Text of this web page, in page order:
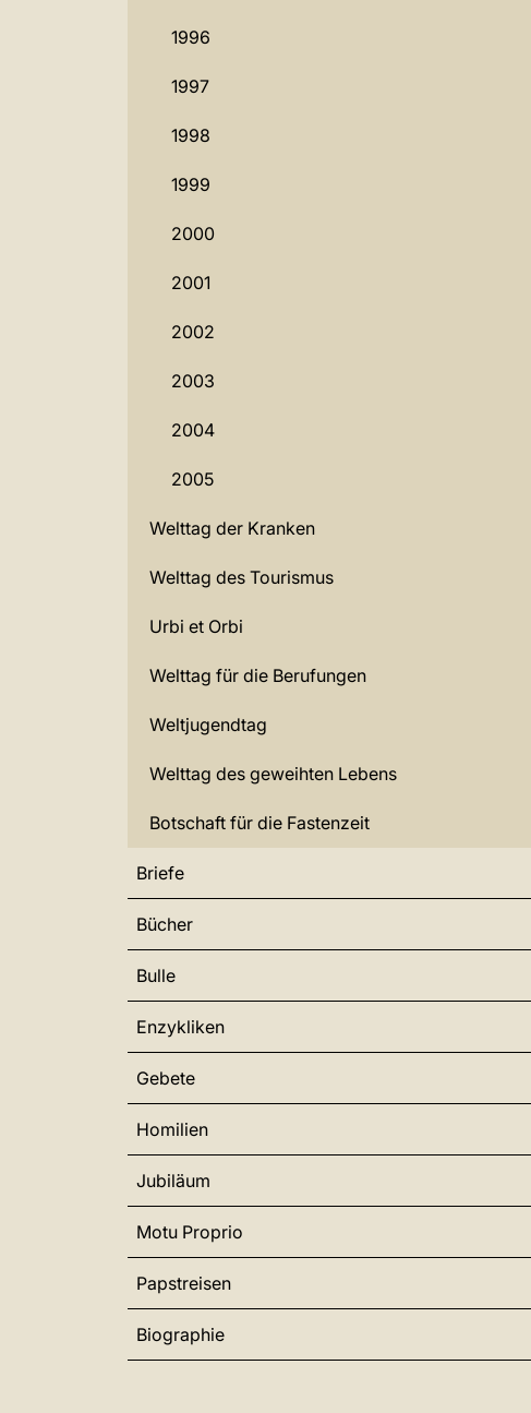
1996
1997
1998
1999
2000
2001
2002
2003
2004
2005
Welttag der Kranken
Welttag des Tourismus
Urbi et Orbi
Welttag für die Berufungen
Weltjugendtag
Welttag des geweihten Lebens
Botschaft für die Fastenzeit
Briefe
Bücher
Bulle
Enzykliken
Gebete
Homilien
Jubiläum
Motu Proprio
Papstreisen
Biographie